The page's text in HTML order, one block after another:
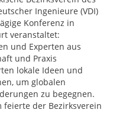
Ingenieure (VDI)
Konferenz in
veranstaltet:
und Experten aus
und Praxis
lokale Ideen und
um globalen
zu begegnen.
feierte der Bezirksverein